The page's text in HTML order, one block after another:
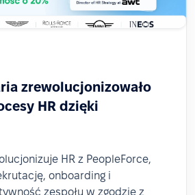
zrewolucjonizowało
HR dzięki
HR z PeopleForce,
onboarding i
zespołu w zgodzie z